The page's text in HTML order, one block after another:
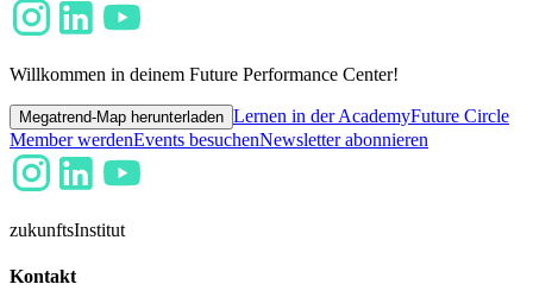
Willkommen in deinem Future Performance Center!
Megatrend-Map herunterladen Lernen in der AcademyFuture Circle
Member werdenEvents besuchenNewsletter abonnieren
zukunftsInstitut
Kontakt